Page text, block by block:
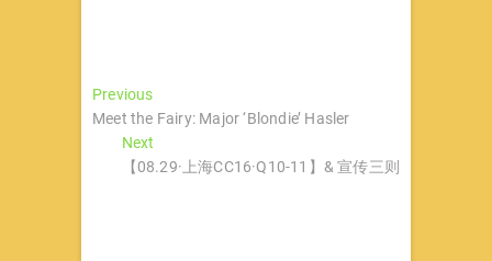
文
章
PreviousPrevious
post:
Meet the Fairy: Major ‘Blondie’ Hasler
Next
post:
【08.29·上海CC16·Q10-11】& 宣传三则